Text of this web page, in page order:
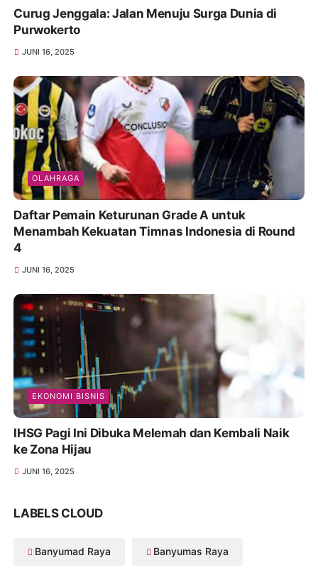
Curug Jenggala: Jalan Menuju Surga Dunia di
Purwokerto
JUNI 16, 2025
OLAHRAGA
Daftar Pemain Keturunan Grade A untuk
Menambah Kekuatan Timnas Indonesia di Round
4
JUNI 16, 2025
EKONOMI BISNIS
IHSG Pagi Ini Dibuka Melemah dan Kembali Naik
ke Zona Hijau
JUNI 16, 2025
LABELS CLOUD
Banyumad Raya Banyumas Raya